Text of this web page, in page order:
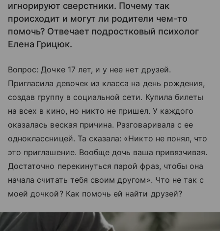
игнорируют сверстники. Почему так
происходит и могут ли родители чем-то
помочь? Отвечает подростковый психолог
Елена Грицюк.
Вопрос: Дочке 17 лет, и у нее нет друзей.
Пригласила девочек из класса на день рождения,
создав группу в социальной сети. Купила билеты
на всех в кино, но никто не пришел. У каждого
оказалась веская причина. Разговаривала с ее
одноклассницей. Та сказала: «Никто не понял, что
это приглашение. Вообще дочь ваша привязчивая.
Достаточно перекинуться парой фраз, чтобы она
начала считать тебя своим другом». Что не так с
моей дочкой? Как помочь ей найти друзей?